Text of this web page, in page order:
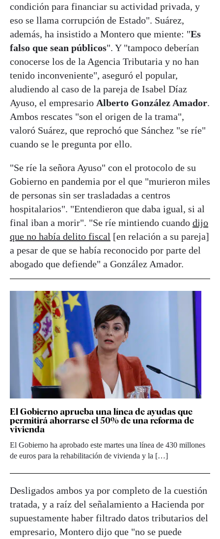
condición para financiar su actividad privada, y
eso se llama corrupción de Estado". Suárez,
además, ha insistido a Montero que miente: "Es
falso que sean públicos". Y "tampoco deberían
conocerse los de la Agencia Tributaria y no han
tenido inconveniente", aseguró el popular,
aludiendo al caso de la pareja de Isabel Díaz
Ayuso, el empresario Alberto González Amador.
Ambos rescates "son el origen de la trama",
valoró Suárez, que reprochó que Sánchez "se ríe"
cuando se le pregunta por ello.
"Se ríe la señora Ayuso" con el protocolo de su
Gobierno en pandemia por el que "murieron miles
de personas sin ser trasladadas a centros
hospitalarios". "Entendieron que daba igual, si al
final iban a morir". "Se ríe mintiendo cuando dijo
que no había delito fiscal [en relación a su pareja]
a pesar de que se había reconocido por parte del
abogado que defiende" a González Amador.
El Gobierno aprueba una línea de ayudas que
permitirá ahorrarse el 50% de una reforma de
vivienda
El Gobierno ha aprobado este martes una línea de 430 millones
de euros para la rehabilitación de vivienda y la […]
Desligados ambos ya por completo de la cuestión
tratada, y a raíz del señalamiento a Hacienda por
supuestamente haber filtrado datos tributarios del
empresario, Montero dijo que "no se puede